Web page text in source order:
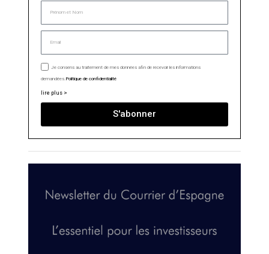
Je consens au traitement de mes données afin de recevoir les informations
demandées. Politique de confidentialité
lire plus >
S'abonner